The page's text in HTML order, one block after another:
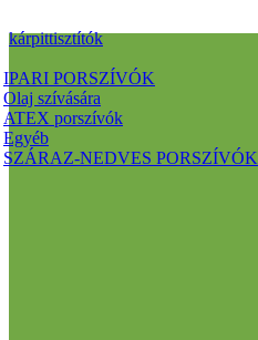
kárpittisztítók
IPARI PORSZÍVÓK
Olaj szívására
ATEX porszívók
Egyéb
SZÁRAZ-NEDVES PORSZÍVÓK